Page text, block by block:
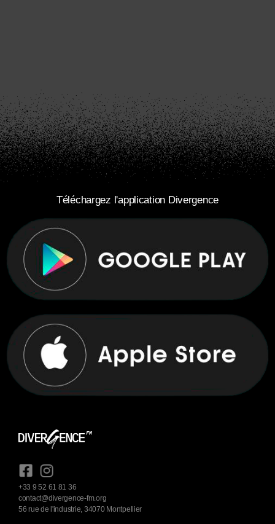
Téléchargez l'application Divergence
+33 9 52 61 81 36
contact@divergence-fm.org
56 rue de l'industrie, 34070 Montpellier